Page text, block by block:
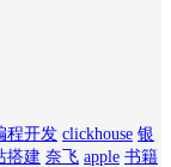
程开发 clickhouse 银
搭建 奈飞 apple 书籍